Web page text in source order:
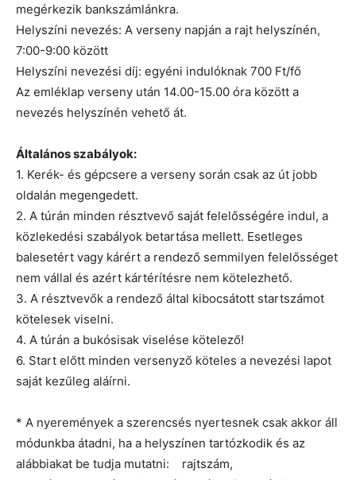
megérkezik bankszámlánkra.
Helyszíni nevezés: A verseny napján a rajt helyszínén,
7:00-9:00 között
Helyszíni nevezési díj: egyéni indulóknak 700 Ft/fő
Az emléklap verseny után 14.00-15.00 óra között a
nevezés helyszínén vehető át.
Általános szabályok:
1. Kerék- és gépcsere a verseny során csak az út jobb
oldalán megengedett.
2. A túrán minden résztvevő saját felelősségére indul, a
közlekedési szabályok betartása mellett. Esetleges
balesetért vagy kárért a rendező semmilyen felelősséget
nem vállal és azért kártérítésre nem kötelezhető.
3. A résztvevők a rendező által kibocsátott startszámot
kötelesek viselni.
4. A túrán a bukósisak viselése kötelező!
6. Start előtt minden versenyző köteles a nevezési lapot
saját kezűleg aláírni.
* A nyeremények a szerencsés nyertesnek csak akkor áll
módunkba átadni, ha a helyszínen tartózkodik és az
alábbiakat be tudja mutatni: rajtszám,